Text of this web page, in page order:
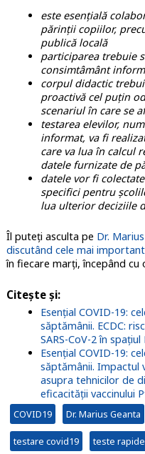
este esențială
părinții copiilor,
publică locală
participarea trebuie
consimtâmânt
corpul didactic
proactivă cel puțin
scenariul în care se
testarea elevilor,
informat, va fi
care va lua în calcul
datele furnizate de
datele vor fi
specifici pentru
lua ulterior deciziile
Îl puteți asculta pe Dr.
discutând cele mai
în fiecare marți, începând cu
Citește și:
Esențial COVID-19:
săptămânii. ECDC:
SARS-CoV-2 în
Esențial COVID-19:
săptămânii. Impactul
asupra tehnicilor de
eficacității vaccinului
COVID19 Dr. Marius Geanta
testare covid19 teste